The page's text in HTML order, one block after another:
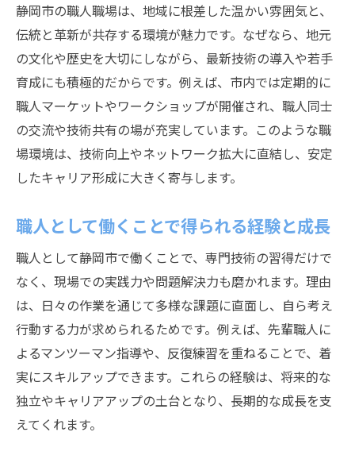
静岡市の職人職場は、地域に根差した温かい雰囲気と、
伝統と革新が共存する環境が魅力です。なぜなら、地元
の文化や歴史を大切にしながら、最新技術の導入や若手
育成にも積極的だからです。例えば、市内では定期的に
職人マーケットやワークショップが開催され、職人同士
の交流や技術共有の場が充実しています。このような職
場環境は、技術向上やネットワーク拡大に直結し、安定
したキャリア形成に大きく寄与します。
職人として働くことで得られる経験と成長
職人として静岡市で働くことで、専門技術の習得だけで
なく、現場での実践力や問題解決力も磨かれます。理由
は、日々の作業を通じて多様な課題に直面し、自ら考え
行動する力が求められるためです。例えば、先輩職人に
よるマンツーマン指導や、反復練習を重ねることで、着
実にスキルアップできます。これらの経験は、将来的な
独立やキャリアアップの土台となり、長期的な成長を支
えてくれます。